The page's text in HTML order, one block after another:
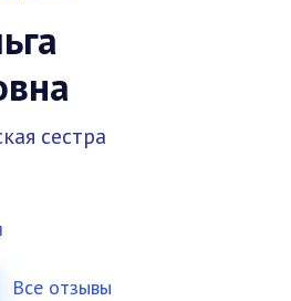
сестра
Все отзывы